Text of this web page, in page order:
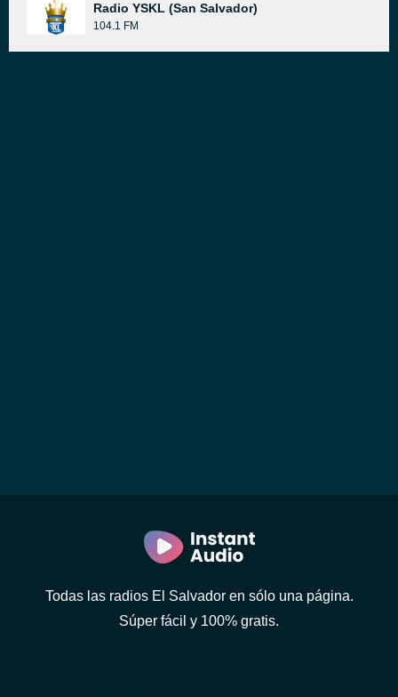
Radio YSKL (San Salvador)
104.1 FM
Todas las radios El Salvador en sólo una página.
Súper fácil y 100% gratis.